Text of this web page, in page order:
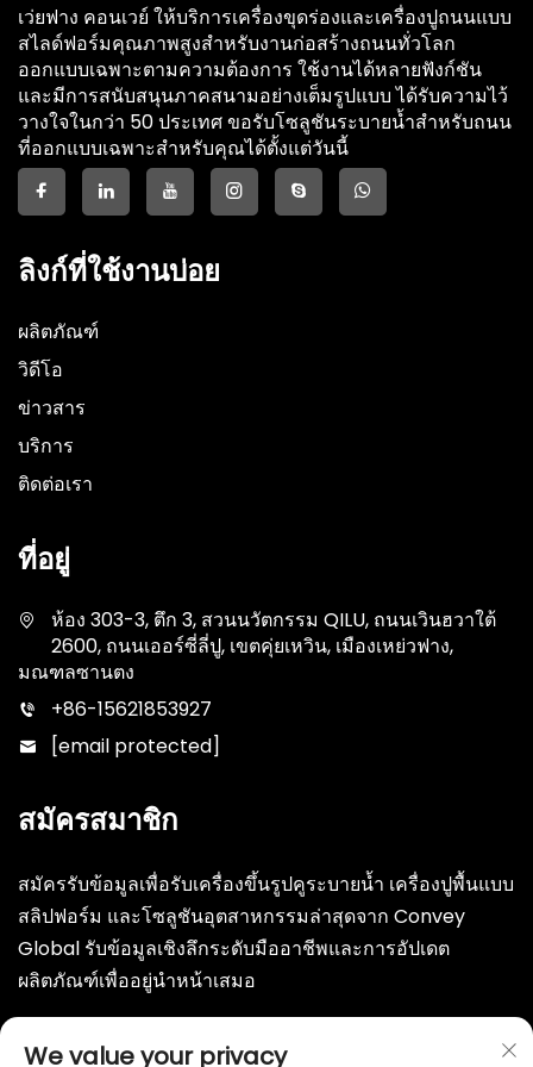
เว่ยฟาง คอนเวย์ ให้บริการเครื่องขุดร่องและเครื่องปูถนนแบบ
สไลด์ฟอร์มคุณภาพสูงสำหรับงานก่อสร้างถนนทั่วโลก
ออกแบบเฉพาะตามความต้องการ ใช้งานได้หลายฟังก์ชัน
และมีการสนับสนุนภาคสนามอย่างเต็มรูปแบบ ได้รับความไว้
วางใจในกว่า 50 ประเทศ ขอรับโซลูชันระบายน้ำสำหรับถนน
ที่ออกแบบเฉพาะสำหรับคุณได้ตั้งแต่วันนี้
ลิงก์ที่ใช้งานบ่อย
ผลิตภัณฑ์
วิดีโอ
ข่าวสาร
บริการ
ติดต่อเรา
ที่อยู่
ห้อง 303-3, ตึก 3, สวนนวัตกรรม QILU, ถนนเวินฮวาใต้
2600, ถนนเออร์ซี่ลี่ปู, เขตคุ่ยเหวิน, เมืองเหย่วฟาง,
มณฑลซานตง
+86-15621853927
[email protected]
สมัครสมาชิก
สมัครรับข้อมูลเพื่อรับเครื่องขึ้นรูปคูระบายน้ำ เครื่องปูพื้นแบบ
สลิปฟอร์ม และโซลูชันอุตสาหกรรมล่าสุดจาก Convey
Global รับข้อมูลเชิงลึกระดับมืออาชีพและการอัปเดต
ผลิตภัณฑ์เพื่ออยู่นำหน้าเสมอ
We value your privacy